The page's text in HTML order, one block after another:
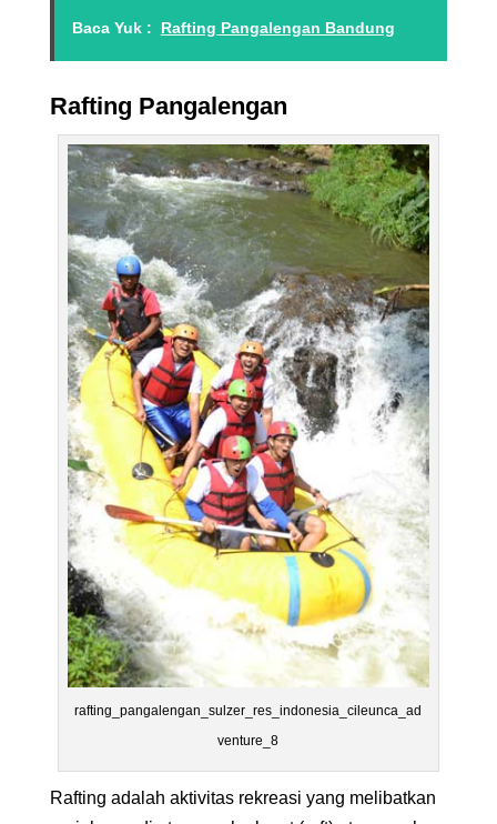
Baca Yuk : Rafting Pangalengan Bandung
Rafting Pangalengan
rafting_pangalengan_sulzer_res_indonesia_cileunca_ad
venture_8
Rafting adalah aktivitas rekreasi yang melibatkan